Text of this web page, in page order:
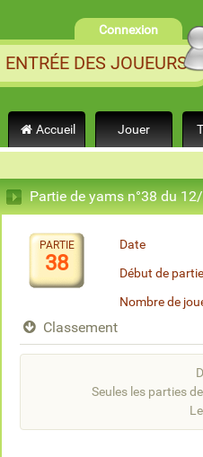
Connexion
ENTRÉE DES JOUEURS
Accueil Jouer
Partie de yams n°38 du
PARTIE
38
Date
Début de partie
Nombre de
Classement
Seules les parties